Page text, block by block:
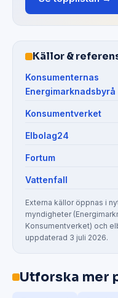
Källor &
Konsumenternas
Energimarknadsbyrå
Konsumentverket
Elbolag24
Fortum
Vattenfall
Externa källor öppnas i
myndigheter
Konsumentverket) och
uppdaterad 3 juli 2026.
Utforska mer